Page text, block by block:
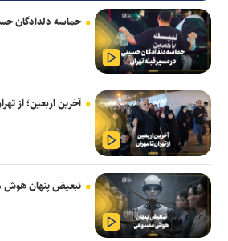
آثار مخرب مصرف الکل و سیگار در بروز
سامانه تخصصی قوانین تأمین اجتماعی
حادثه در دست بررسی است
افزایش احتمال انتقال بیماری‌های مشترک بین
دام/ کنترل تب دنگی از مالاریا دشوارتر است
پایش شبانه روزی تهویه قطار‌ها و
تهویه در قطار‌های جدید
حماسه دلدادگان
آخرین اربعین؛ از
تبعیض پنهان